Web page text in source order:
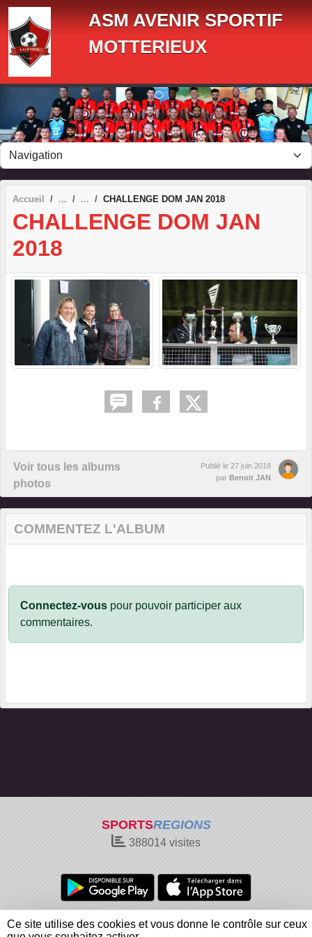
ASM AVENIR SPORTIF
MOTTERIEUX
Accueil CHALLENGE DOM JAN 2018
CHALLENGE DOM JAN
2018
Voir tous les albums
photos
Publié le 27 juin 2018
par Benoit JAN
COMMENTEZ L'ALBUM
Connectez-vous pour pouvoir participer aux
commentaires.
SPORTSREGIONS
388014 visites
Charte cookies
Gestion des cookies
Panneau de gestion des cookies
Ce site utilise des cookies et vous donne le contrôle sur ceux